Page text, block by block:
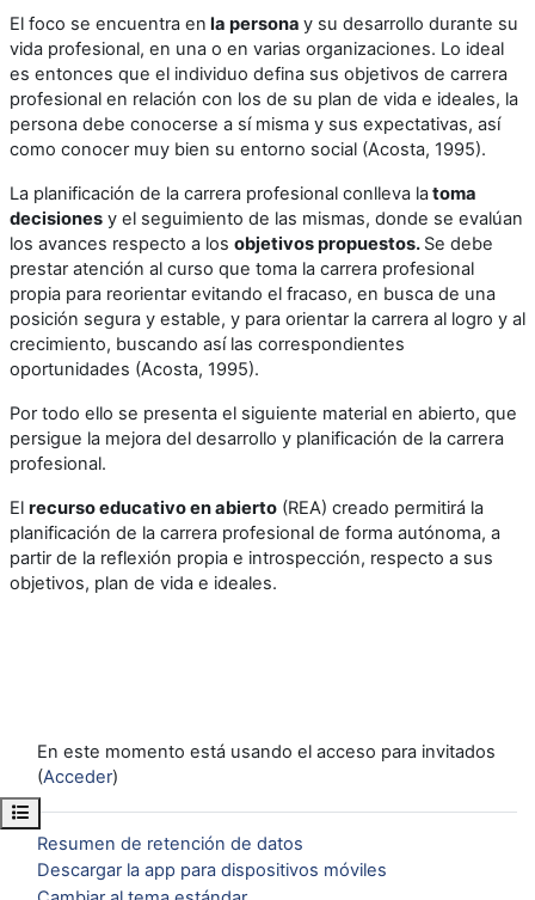
Abrir índice del curso
El foco se encuentra en la persona y su desarrollo durante su
vida profesional, en una o en varias organizaciones. Lo ideal
es entonces que el individuo defina sus objetivos de carrera
profesional en relación con los de su plan de vida e ideales, la
persona debe conocerse a sí misma y sus expectativas, así
como conocer muy bien su entorno social (Acosta, 1995).
La planificación de la carrera profesional conlleva latoma
decisiones y el seguimiento de las mismas, donde se evalúan
los avances respecto a los objetivos propuestos. Se debe
prestar atención al curso que toma la carrera profesional
propia para reorientar evitando el fracaso, en busca de una
posición segura y estable, y para orientar la carrera al logro y al
crecimiento, buscando así las correspondientes
oportunidades (Acosta, 1995).
Por todo ello se presenta el siguiente material en abierto, que
persigue la mejora del desarrollo y planificación de la carrera
profesional.
El recurso educativo en abierto (REA) creado permitirá la
planificación de la carrera profesional de forma autónoma, a
partir de la reflexión propia e introspección, respecto a sus
objetivos, plan de vida e ideales.
En este momento está usando el acceso para invitados
(Acceder)
Resumen de retención de datos
Descargar la app para dispositivos móviles